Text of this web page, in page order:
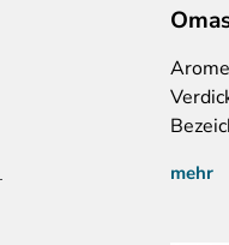
mehr